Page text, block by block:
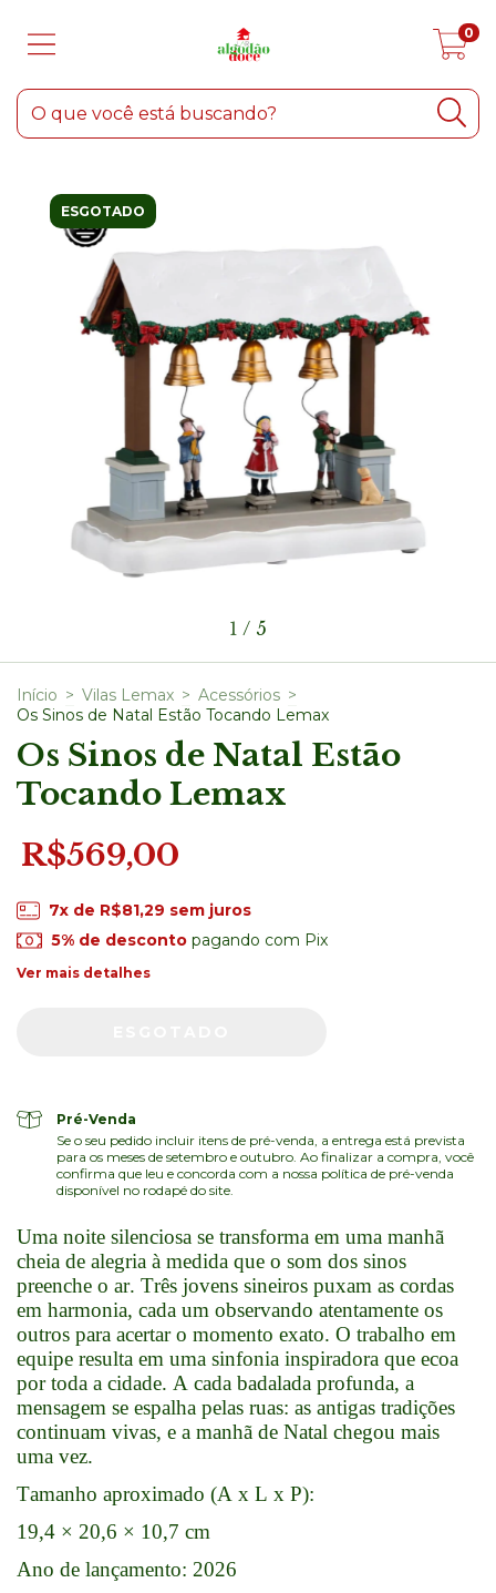
0
ESGOTADO
1 / 5
Início > Vilas Lemax > Acessórios >
Os Sinos de Natal Estão Tocando Lemax
Os Sinos de Natal Estão
Tocando Lemax
R$569,00
7x de R$81,29 sem juros
5% de desconto pagando com Pix
Ver mais detalhes
Pré-Venda
Se o seu pedido incluir itens de pré-venda, a entrega está prevista
para os meses de setembro e outubro. Ao finalizar a compra, você
confirma que leu e concorda com a nossa política de pré-venda
disponível no rodapé do site.
Uma noite silenciosa se transforma em uma manhã
cheia de alegria à medida que o som dos sinos
preenche o ar. Três jovens sineiros puxam as cordas
em harmonia, cada um observando atentamente os
outros para acertar o momento exato. O trabalho em
equipe resulta em uma sinfonia inspiradora que ecoa
por toda a cidade. A cada badalada profunda, a
mensagem se espalha pelas ruas: as antigas tradições
continuam vivas, e a manhã de Natal chegou mais
uma vez.
Tamanho aproximado (A x L x P):
19,4 × 20,6 × 10,7 cm
Ano de lançamento: 2026